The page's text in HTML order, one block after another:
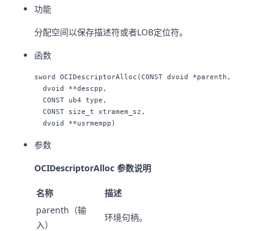
功能
分配空间以保存描述符或者LOB定位符。
函数
sword OCIDescriptorAlloc(CONST dvoid *parenth,
  dvoid **descpp,
  CONST ub4 type,
  CONST size_t xtramem_sz,
参数
OCIDescriptorAlloc 参数说明
名称
描述
parenth（输
入）
环境句柄。